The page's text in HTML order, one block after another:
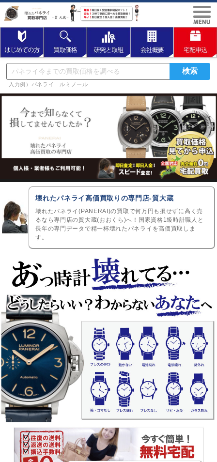
入力例）パネライ ルミノール
壊れたパネライ高価買取りの専門店-質大蔵
壊れたパネライ(PANERAI)の買取で何万円も損せずに高く売
るなら専門店の質大蔵(おおくら)へ！国家資格1級時計職人と
長年の専門データで精一杯壊れたパネライを高価買取しま
す。